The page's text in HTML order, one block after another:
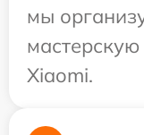
мы
Xiaomi.